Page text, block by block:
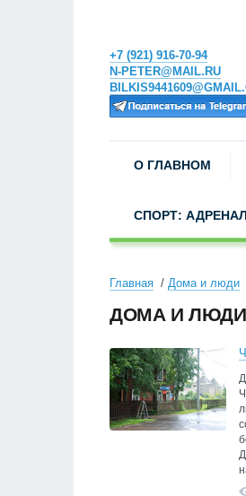
+7 (921) 916-70-94
N-PETER@MAIL.RU
О ГЛАВНОМ
СПОРТ:
Главная Дома и люди
ДОМА И ЛЮДИ